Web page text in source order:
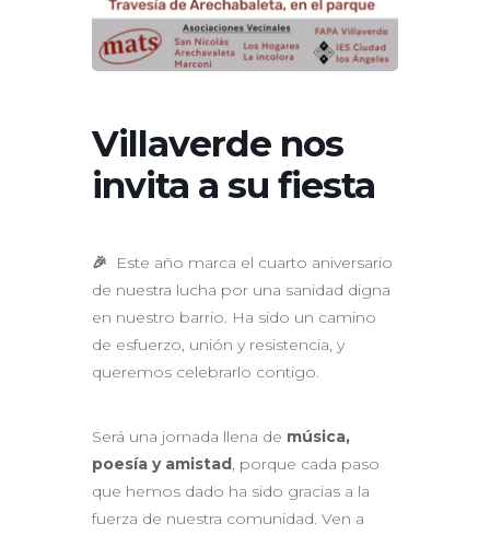
Villaverde nos
invita a su fiesta
🎉 Este año marca el cuarto aniversario
de nuestra lucha por una sanidad digna
en nuestro barrio. Ha sido un camino
de esfuerzo, unión y resistencia, y
queremos celebrarlo contigo.
Será una jornada llena de música,
poesía y amistad, porque cada paso
que hemos dado ha sido gracias a la
fuerza de nuestra comunidad. Ven a